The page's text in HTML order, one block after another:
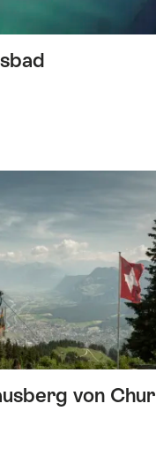
von Chur